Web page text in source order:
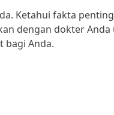
Ketahui fakta
dengan dokter
bagi Anda.